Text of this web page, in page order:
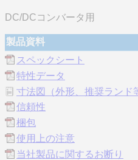
DC/DCコンバータ用
製品資料
スペックシート
特性データ
寸法図（外形、推奨ランド
信頼性
梱包
使用上の注意
当社製品に関するお断り